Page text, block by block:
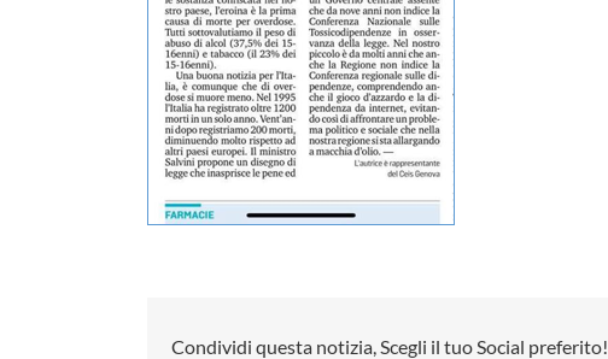
Condividi questa notizia, Scegli il tuo Social preferito!